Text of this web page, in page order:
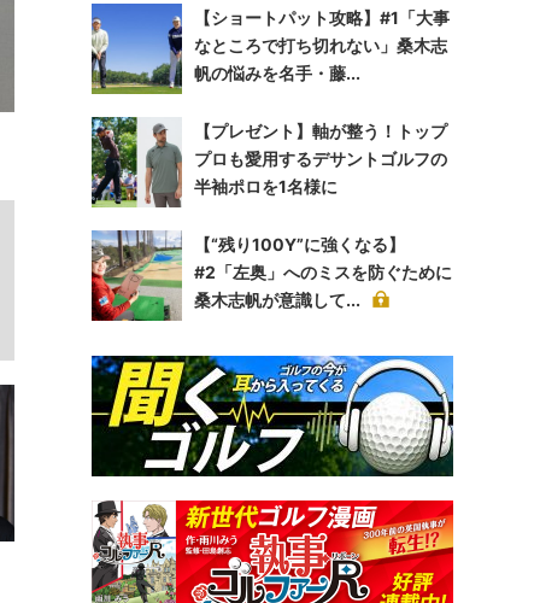
【ショートパット攻略】#1「大事
なところで打ち切れない」桑木志
帆の悩みを名手・藤...
【プレゼント】軸が整う！トップ
プロも愛用するデサントゴルフの
半袖ポロを1名様に
【“残り100Y”に強くなる】
#2「左奥」へのミスを防ぐために
桑木志帆が意識して...